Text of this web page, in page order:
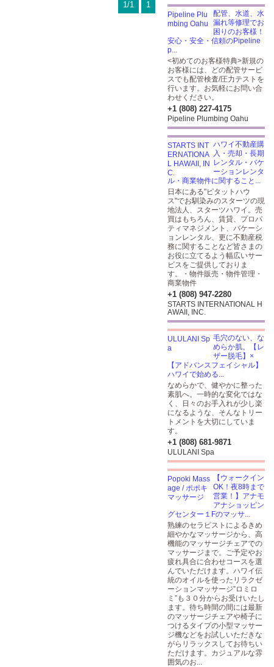
1/1 1
配管、水道、水
漏れ等修理でお
困りのお客様！
安心・安全・信頼のPipeline
p...
<初めてのお客様特典>新規の
お客様には、どの配管サービ
スでも配管検査/圧力テストを
行います。お気軽にお問い合
わせください。
+1 (808) 227-4175
Pipeline Plumbing Oahu
ハワイ不動産購
入・売却・長期
レンタル・バケ
ーションレンタ
ル・商業物件に関すること...
日本にある"ピタットハウ
ス"でお馴染みのスターツの現
地法人、スターツハワイ。売
買はもちろん、賃貸、プロパ
ティマネジメント、バケーシ
ョンレンタル、更に不動産税
務に関することなど皆さまの
お役に立てるよう幅広いサー
ビスをご提供しておりま
す。・物件販売・物件管理・
商業物件
+1 (808) 947-2280
STARTS INTERNATIONAL H
AWAII, INC.
毛穴のない、な
めらか肌。【レ
ザー脱毛】×
【アドバンスフェイシャル】
ハワイで始める...
なめらかで、健やかに整った
素肌へ。一時的な変化ではな
く、日々のお手入れが少し楽
になるような、そんなトリー
トメントを大切にしていま
す。
+1 (808) 681-9871
ULULANI Spa
【ウォークイン
OK！夜8時まで
営業！】アナモ
アナショッピン
グセンター１Fのマッサ...
熟練のセラピストによるきめ
細やかなマッサージから、高
機能のマッサージチェアでの
マッサージまで。ご予定やお
疲れ具合に合わせコースを選
んでいただけます。ハワイ伝
統のオイルを使ったリラクゼ
ーションマッサージ”ロミロ
ミ”も３０分からお受けいたし
ます。待ち時間の間には最新
のマッサージチェアや椅子に
つけるタイプの小型マッサー
ジ機などをお試しいただきな
がらリラックスしてお待ちい
ただけます。カジュアルな雰
囲気のお...